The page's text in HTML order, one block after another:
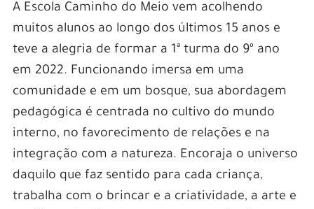
A Escola Caminho do Meio vem acolhendo
muitos alunos ao longo dos últimos 15 anos e
teve a alegria de formar a 1ª turma do 9º ano
em 2022. Funcionando imersa em uma
comunidade e em um bosque, sua abordagem
pedagógica é centrada no cultivo do mundo
interno, no favorecimento de relações e na
integração com a natureza. Encoraja o universo
daquilo que faz sentido para cada criança,
trabalha com o brincar e a criatividade, a arte e